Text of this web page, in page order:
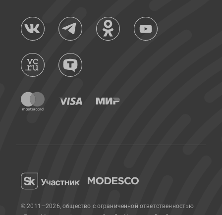
© 2011—2026, общество с ограниченной ответственностью